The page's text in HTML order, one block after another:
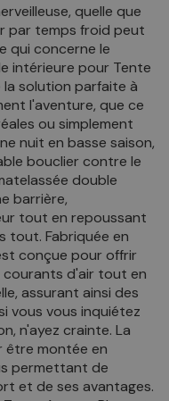
quelle que
par temps froid peut
qui concerne le
intérieure pour Tente
la solution parfaite à
l'aventure, que ce
ou simplement
nuit en basse saison,
bouclier contre le
double
barrière,
tout en repoussant
tout. Fabriquée en
conçue pour offrir
courants d'air tout en
assurant ainsi des
vous vous inquiétez
n'ayez crainte. La
être montée en
permettant de
et de ses avantages.